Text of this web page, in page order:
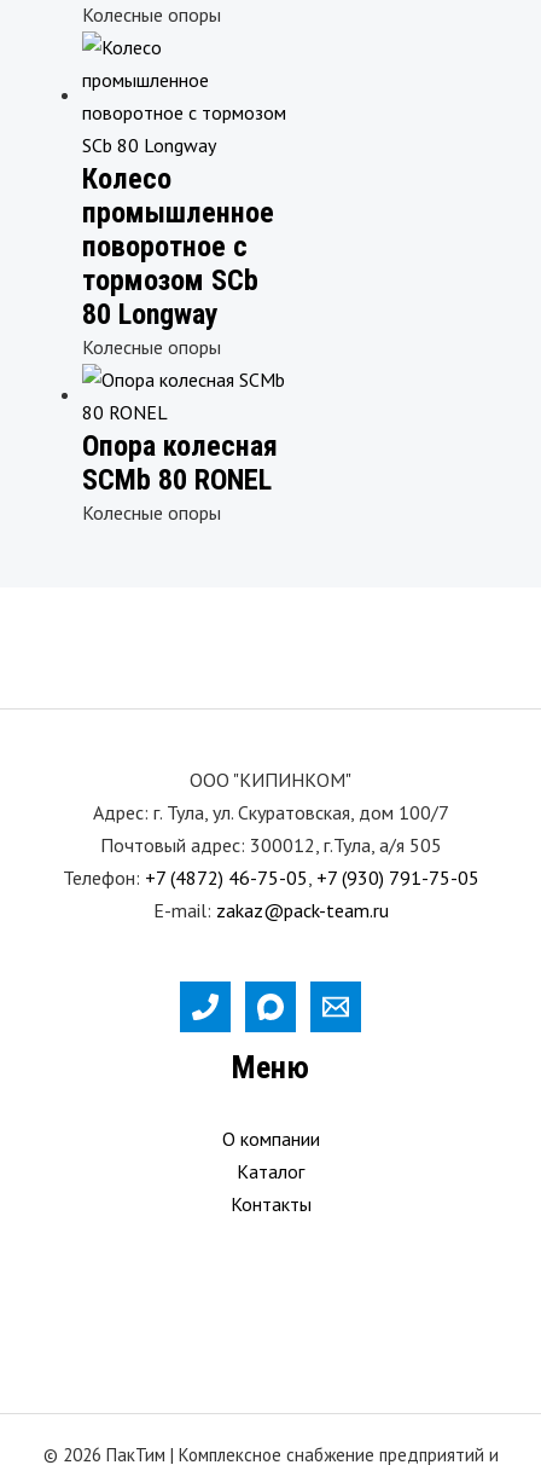
Колесные опоры
Колесо
промышленное
поворотное с
тормозом SCb
80 Longway
Колесные опоры
Опора колесная
SCMb 80 RONEL
Колесные опоры
ООО "КИПИНКОМ"
Адрес: г. Тула, ул. Скуратовская, дом 100/7
Почтовый адрес: 300012, г.Тула, а/я 505
Телефон: +7 (4872) 46-75-05 +7 (930) 791-75-05
E-mail: zakaz@pack-team.ru
Меню
О компании
Каталог
Контакты
© 2026 ПакТим | Комплексное снабжение предприятий и